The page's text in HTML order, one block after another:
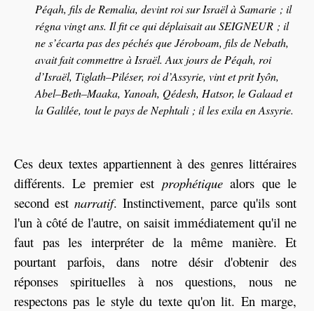
Péqah, fils de Remalia, devint roi sur Israël à Samarie ; il
régna vingt ans. Il fit ce qui déplaisait au SEIGNEUR ; il
ne s’écarta pas des péchés que Jéroboam, fils de Nebath,
avait fait commettre à Israël. Aux jours de Péqah, roi
d’Israël, Tiglath–Piléser, roi d’Assyrie, vint et prit Iyôn,
Abel–Beth–Maaka, Yanoah, Qédesh, Hatsor, le Galaad et
la Galilée, tout le pays de Nephtali ; il les exila en Assyrie.
Ces deux textes appartiennent à des genres littéraires
différents. Le premier est prophétiquealors que le
second est narratif. Instinctivement, parce qu'ils sont
l'un à côté de l'autre, on saisit immédiatement qu'il ne
faut pas les interpréter de la même manière. Et
pourtant parfois, dans notre désir d'obtenir des
réponses spirituelles à nos questions, nous ne
respectons pas le style du texte qu'on lit. En marge,